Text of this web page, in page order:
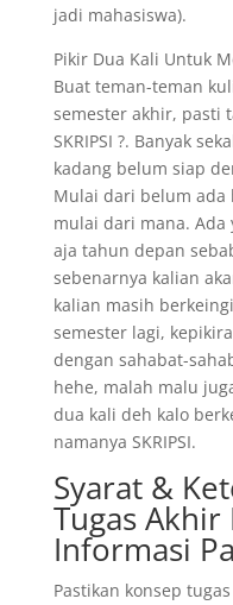
jadi mahasiswa).
Pikir Dua Kali Untuk
Buat teman-teman
semester akhir, pasti
SKRIPSI ?. Banyak
kadang belum siap
Mulai dari belum ada
mulai dari mana.
aja tahun depan
sebenarnya kalian
kalian masih
semester lagi,
dengan sahabat-
hehe, malah malu
dua kali deh kalo
namanya SKRIPSI.
Syarat &
Tugas
Informasi
Pastikan konsep